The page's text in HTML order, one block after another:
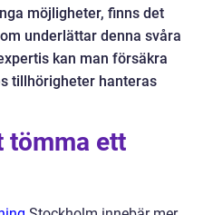
möjligheter, finns det
underlättar denna svåra
kan man försäkra
tillhörigheter hanteras
tömma ett